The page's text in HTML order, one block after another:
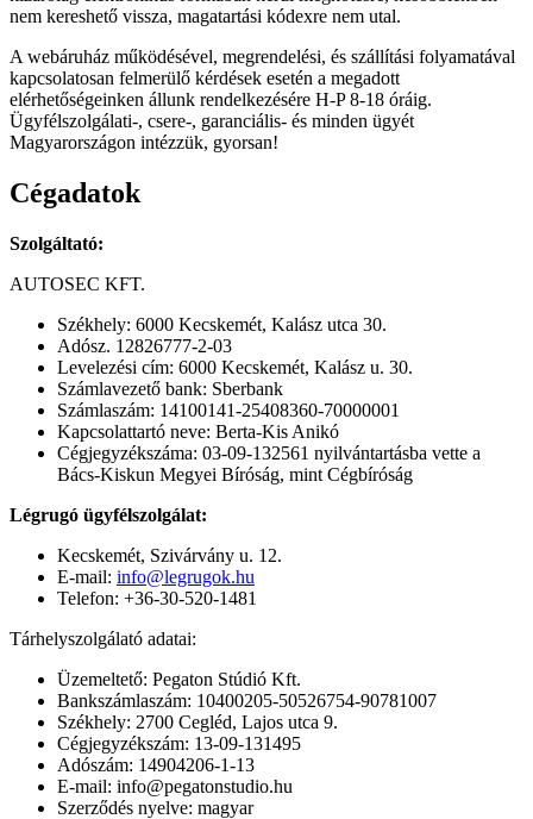
nem kereshető vissza, magatartási kódexre nem utal.
A webáruház működésével, megrendelési, és szállítási folyamatával
kapcsolatosan felmerülő kérdések esetén a megadott
elérhetőségeinken állunk rendelkezésére H-P 8-18 óráig.
Ügyfélszolgálati-, csere-, garanciális- és minden ügyét
Magyarországon intézzük, gyorsan!
Cégadatok
Szolgáltató:
AUTOSEC KFT.
Székhely: 6000 Kecskemét, Kalász utca 30.
Adósz. 12826777-2-03
Levelezési cím: 6000 Kecskemét, Kalász u. 30.
Számlavezető bank: Sberbank
Számlaszám: 14100141-25408360-70000001
Kapcsolattartó neve: Berta-Kis Anikó
Cégjegyzékszáma: 03-09-132561 nyilvántartásba vette a
Bács-Kiskun Megyei Bíróság, mint Cégbíróság
Légrugó ügyfélszolgálat:
Kecskemét, Szivárvány u. 12.
E-mail: info@legrugok.hu
Telefon: +36-30-520-1481
Tárhelyszolgálató adatai:
Üzemeltető: Pegaton Stúdió Kft.
Bankszámlaszám: 10400205-50526754-90781007
Székhely: 2700 Cegléd, Lajos utca 9.
Cégjegyzékszám: 13-09-131495
Adószám: 14904206-1-13
E-mail: info@pegatonstudio.hu
Szerződés nyelve: magyar